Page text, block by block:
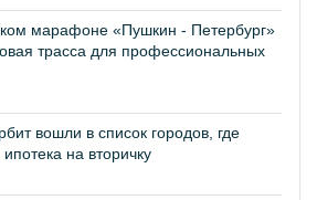
марафоне «Пушкин - Петербург»
трасса для профессиональных
вошли в список городов, где
на вторичку